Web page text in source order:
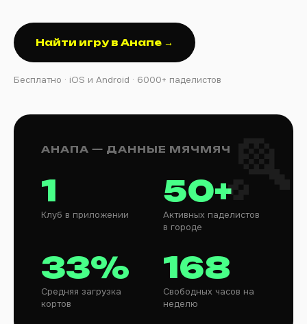
Найти игру в Анапе →
Бесплатно · iOS и Android · 6000+ паделистов
АНАПА — ДАННЫЕ МЯЧМЯЧ
1
Клуб в приложении
50+
Активных паделистов
в городе
33%
Средняя загрузка
кортов
168
Свободных часов на
неделю